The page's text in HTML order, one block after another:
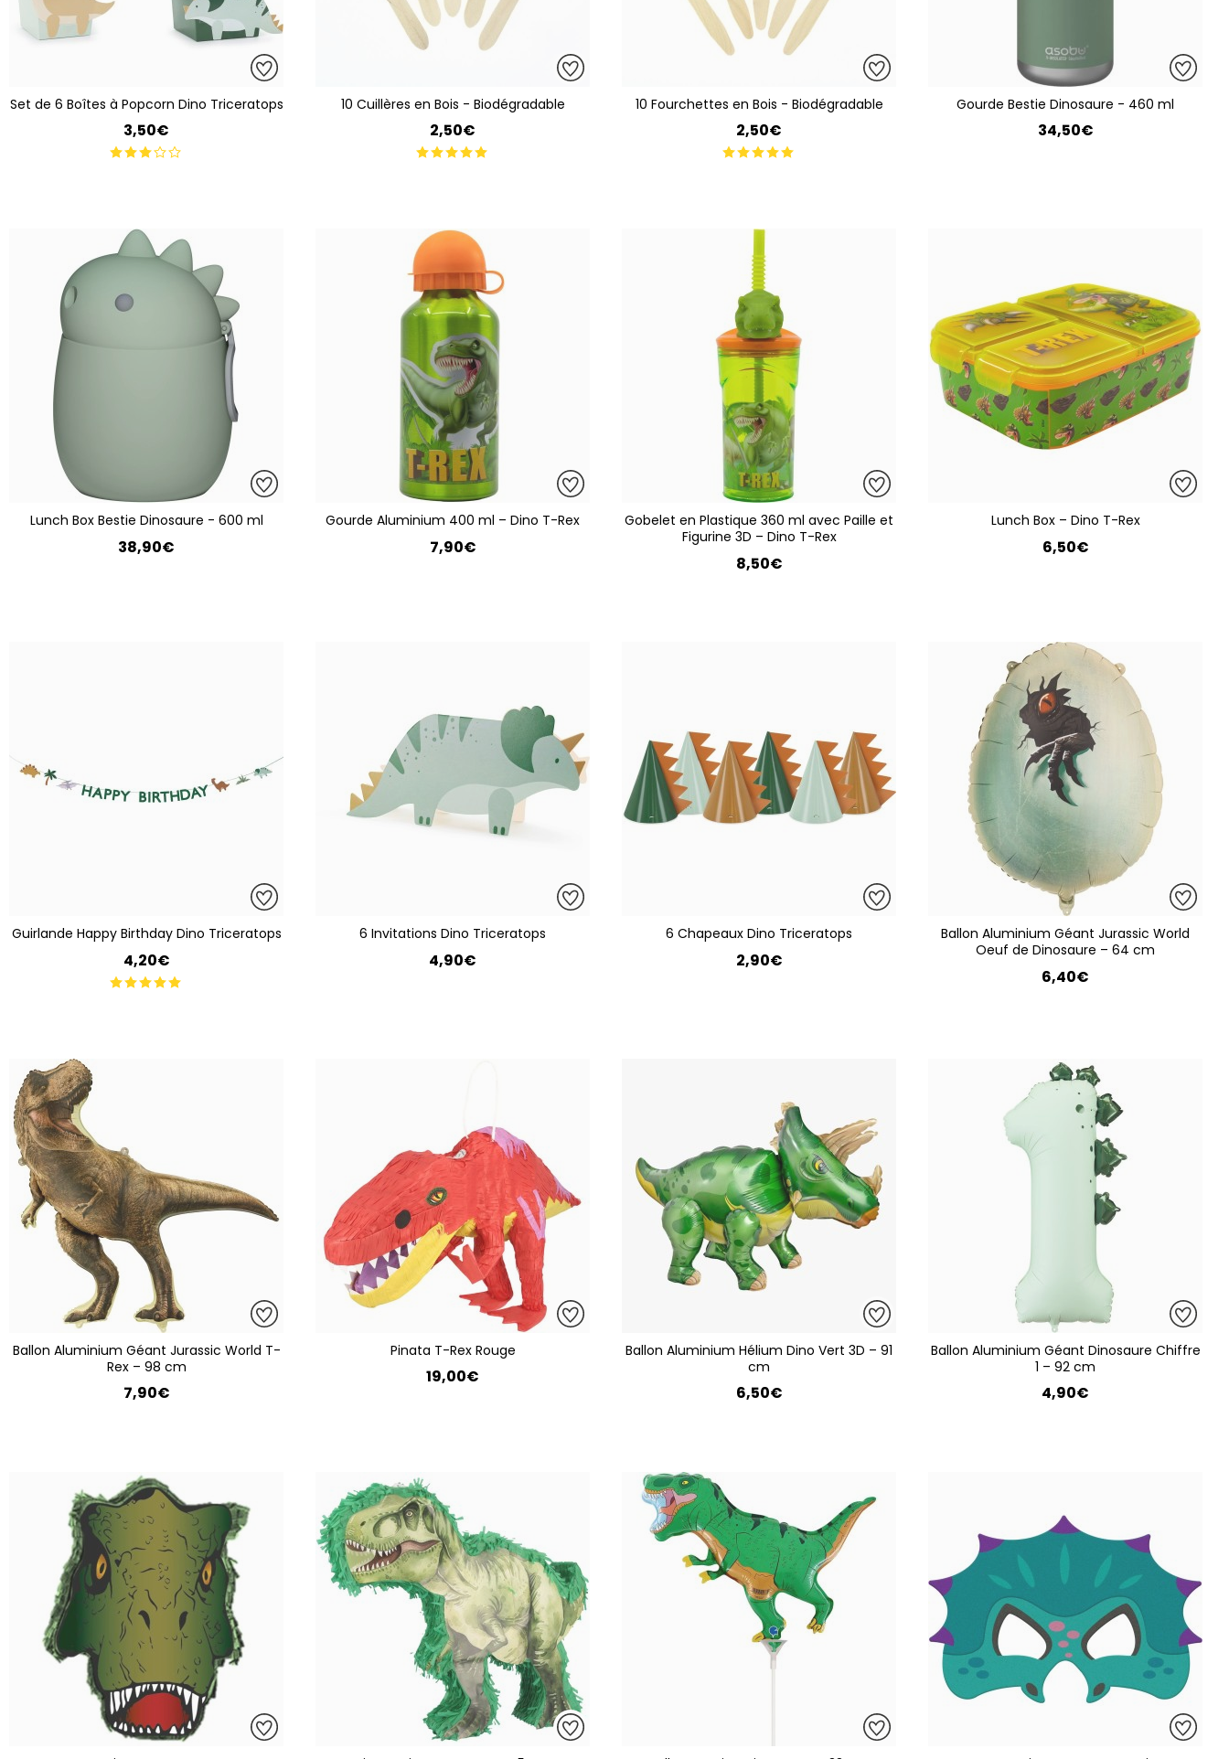
Set de 6 Boîtes à Popcorn Dino Triceratops
3,50€
10 Cuillères en Bois - Biodégradable
2,50€
10 Fourchettes en Bois - Biodégradable
2,50€
Gourde Bestie Dinosaure - 460 ml
34,50€
Lunch Box Bestie Dinosaure - 600 ml
38,90€
Gourde Aluminium 400 ml – Dino T-Rex
7,90€
Gobelet en Plastique 360 ml avec Paille et
Figurine 3D – Dino T-Rex
8,50€
Lunch Box – Dino T-Rex
6,50€
Guirlande Happy Birthday Dino Triceratops
4,20€
6 Invitations Dino Triceratops
4,90€
6 Chapeaux Dino Triceratops
2,90€
Ballon Aluminium Géant Jurassic World
Oeuf de Dinosaure – 64 cm
6,40€
Ballon Aluminium Géant Jurassic World T-
Rex – 98 cm
7,90€
Pinata T-Rex Rouge
19,00€
Ballon Aluminium Hélium Dino Vert 3D – 91
cm
6,50€
Ballon Aluminium Géant Dinosaure Chiffre
1 – 92 cm
4,90€